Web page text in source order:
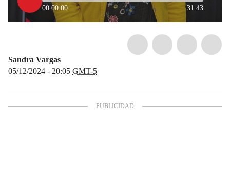
00:00:00 31:43
Sandra Vargas
05/12/2024 - 20:05 GMT-5